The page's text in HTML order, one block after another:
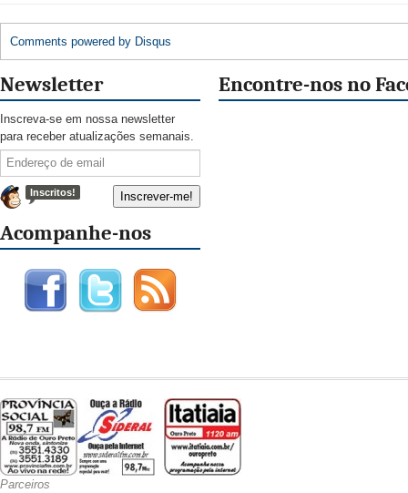
Comments powered by Disqus
Newsletter
Inscreva-se em nossa newsletter
para receber atualizações semanais.
Inscritos!
Acompanhe-nos
Encontre-nos no
Parceiros